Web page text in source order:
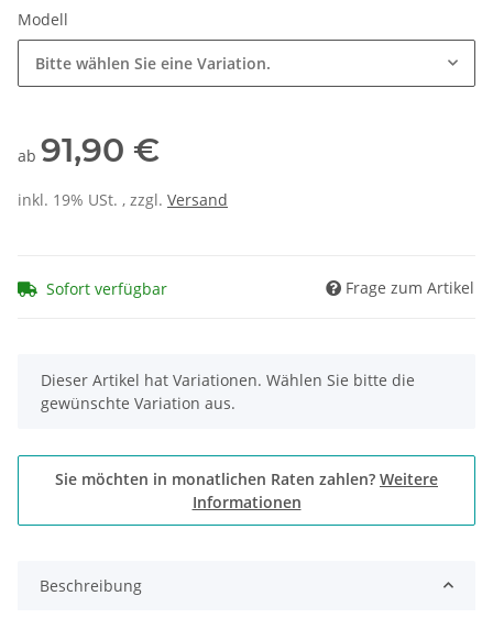
Modell
Bitte wählen Sie eine Variation.
ab 91,90 €
inkl. 19% USt. , zzgl. Versand
Sofort verfügbar Frage zum Artikel
x
Dieser Artikel hat Variationen. Wählen Sie bitte die
gewünschte Variation aus.
Sie möchten in monatlichen Raten zahlen? Weitere
Informationen
Beschreibung